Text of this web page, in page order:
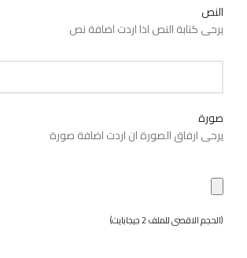
النص
يرحى كتابة النص اذا اردت اضافة نص
صورة
يرحى ارفاق الصورة ان اردت اضافة صورة
(الحجم الاقصى للملف 2 جيجابايت)